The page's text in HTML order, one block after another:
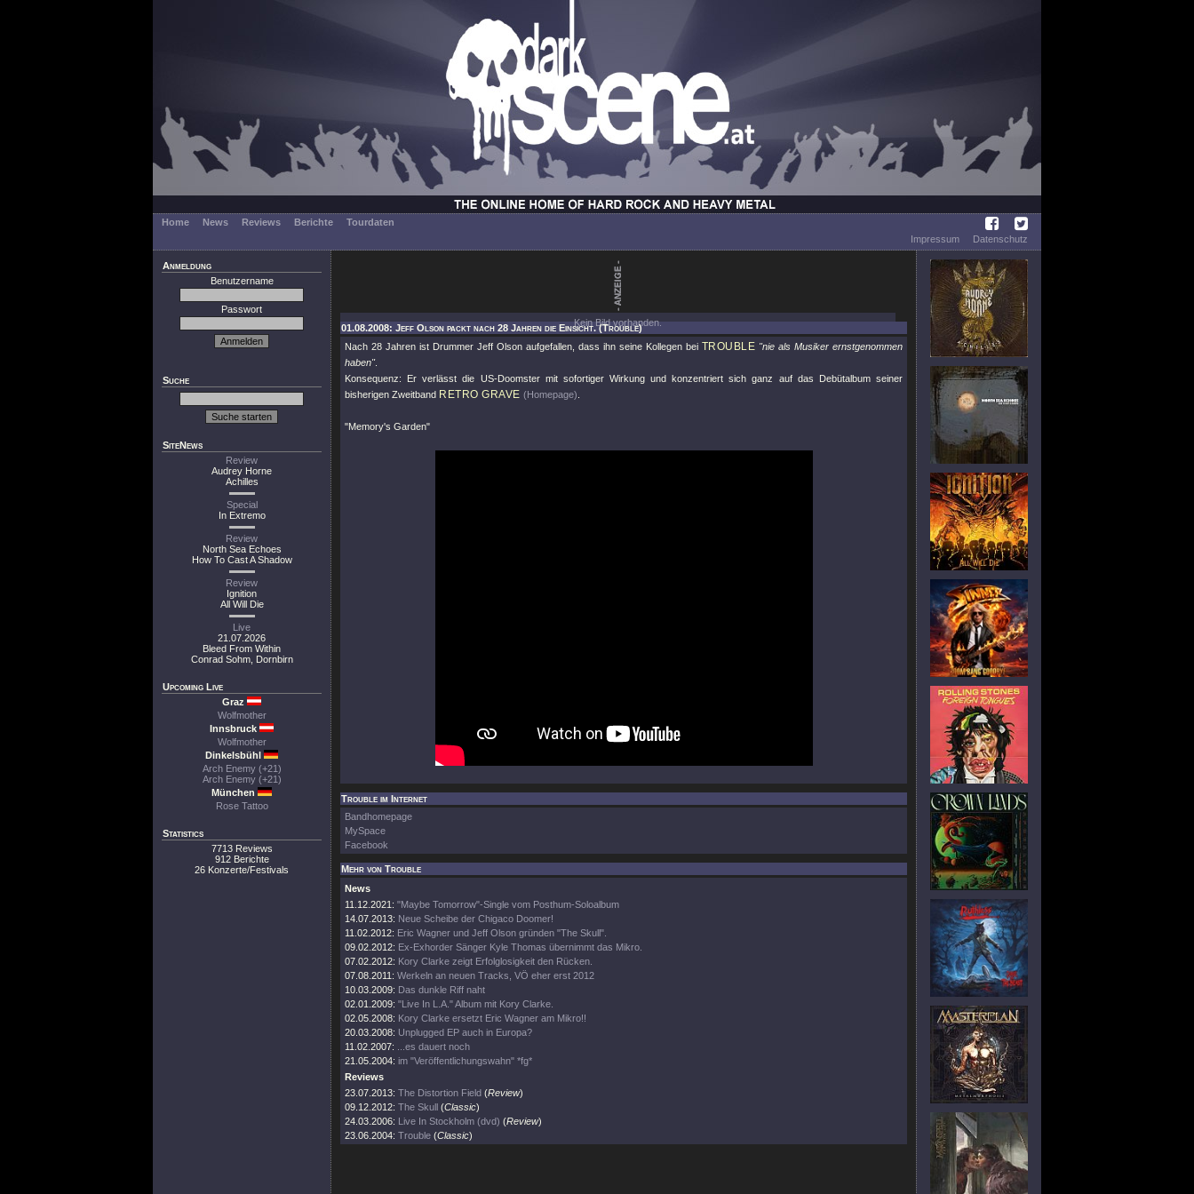
Home News Reviews Berichte
Tourdaten
Impressum
Datenschutz
Anmeldung
Benutzername
Passwort
Suche
SiteNews
Review
Audrey Horne
Achilles
Special
In Extremo
Review
North Sea Echoes
How To Cast A Shadow
Review
Ignition
All Will Die
Live
21.07.2026
Bleed From Within
Conrad Sohm, Dornbirn
Upcoming Live
Graz
Wolfmother
Innsbruck
Wolfmother
Dinkelsbühl
Arch Enemy (+21)
Arch Enemy (+21)
München
Rose Tattoo
Statistics
7713 Reviews
912 Berichte
26 Konzerte/Festivals
Kein Bild vorhanden.
01.08.2008: Jeff Olson packt nach 28 Jahren die Einsicht. (Trouble)
Nach 28 Jahren ist Drummer Jeff Olson aufgefallen, dass ihn seine Kollegen bei TROUBLE "nie als Musiker ernstgenommen
haben".
Konsequenz: Er verlässt die US-Doomster mit sofortiger Wirkung und konzentriert sich ganz auf das Debütalbum seiner
bisherigen Zweitband RETRO GRAVE (Homepage)
"Memory's Garden"
Trouble im Internet
Bandhomepage
MySpace
Facebook
Mehr von Trouble
News
11.12.2021: "Maybe Tomorrow"-Single vom Posthum-Soloalbum
14.07.2013: Neue Scheibe der Chigaco Doomer!
11.02.2012: Eric Wagner und Jeff Olson gründen "The Skull".
09.02.2012: Ex-Exhorder Sänger Kyle Thomas übernimmt das Mikro.
07.02.2012: Kory Clarke zeigt Erfolglosigkeit den Rücken.
07.08.2011: Werkeln an neuen Tracks, VÖ eher erst 2012
10.03.2009: Das dunkle Riff naht
02.01.2009: "Live In L.A." Album mit Kory Clarke.
02.05.2008: Kory Clarke ersetzt Eric Wagner am Mikro!!
20.03.2008: Unplugged EP auch in Europa?
11.02.2007:
...es dauert noch
21.05.2004: im "Veröffentlichungswahn" *fg*
Reviews
23.07.2013: The Distortion Field (Review)
09.12.2012: The Skull (Classic)
24.03.2006: Live In Stockholm (dvd) (Review)
23.06.2004: Trouble (Classic)